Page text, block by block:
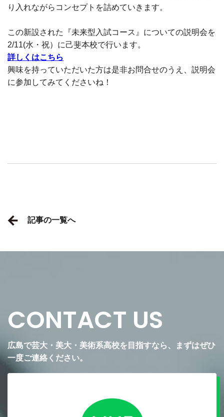
り入れながらコンセプトを詰めていきます。
この新設された『未来型入試コース』についての説明会を
2/11(水・祝）に己斐本校で行います。
詳しくはこちら
興味を持っていただいた方は是非お問合せのうえ、説明会
に参加してみてくださいね！
記事の一覧へ
CONTACT US
広島で芸大・美大・美術系高校を目指すなら、まずはぜひ
一度ご連絡ください。